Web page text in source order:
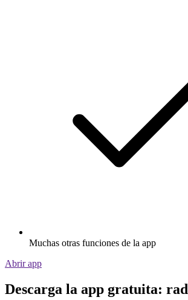
Muchas otras funciones de la app
Abrir app
Descarga la app gratuita: